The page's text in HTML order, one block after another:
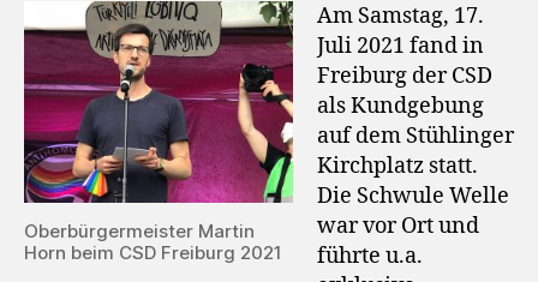
Oberbürgermeister Martin
Horn beim CSD Freiburg 2021
Am Samstag, 17.
Juli 2021 fand in
Freiburg der CSD
als Kundgebung
auf dem Stühlinger
Kirchplatz statt.
Die Schwule Welle
war vor Ort und
führte u.a.